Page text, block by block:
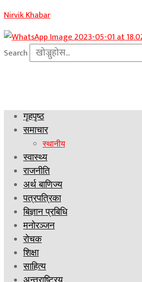
Nirvik Khabar
Search
गृहपृष्ठ
समाचार
स्थानीय
स्वास्थ्य
राजनीति
अर्थ बाणिज्य
पत्रपत्रिका
बिज्ञान प्रबिधि
मनोरञ्जन
रोचक
शिक्षा
साहित्य
अन्तराष्ट्रिय